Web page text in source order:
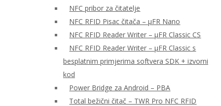
NFC pribor za čitatelje
NFC RFID Pisac čitača – μFR Nano
NFC RFID Reader Writer – μFR Classic CS
NFC RFID Reader Writer – μFR Classic s
besplatnim primjerima softvera SDK + izvorni
kod
Power Bridge za Android – PBA
Total bežični čitač – TWR Pro NFC RFID